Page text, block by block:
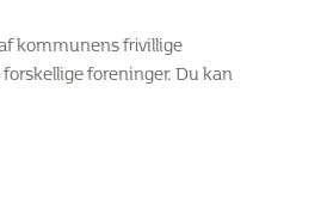
kommunens frivillige
foreninger. Du kan